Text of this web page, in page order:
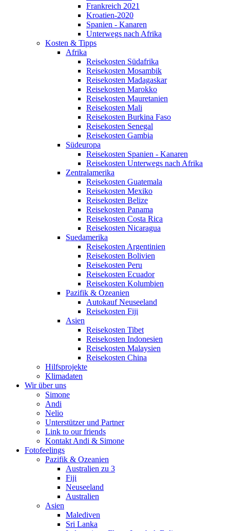
Frankreich 2021
Kroatien-2020
Spanien - Kanaren
Unterwegs nach Afrika
Kosten & Tipps
Afrika
Reisekosten Südafrika
Reisekosten Mosambik
Reisekosten Madagaskar
Reisekosten Marokko
Reisekosten Mauretanien
Reisekosten Mali
Reisekosten Burkina Faso
Reisekosten Senegal
Reisekosten Gambia
Südeuropa
Reisekosten Spanien - Kanaren
Reisekosten Unterwegs nach Afrika
Zentralamerika
Reisekosten Guatemala
Reisekosten Mexiko
Reisekosten Belize
Reisekosten Panama
Reisekosten Costa Rica
Reisekosten Nicaragua
Suedamerika
Reisekosten Argentinien
Reisekosten Bolivien
Reisekosten Peru
Reisekosten Ecuador
Reisekosten Kolumbien
Pazifik & Ozeanien
Autokauf Neuseeland
Reisekosten Fiji
Asien
Reisekosten Tibet
Reisekosten Indonesien
Reisekosten Malaysien
Reisekosten China
Hilfsprojekte
Klimadaten
Wir über uns
Simone
Andi
Nelio
Unterstützer und Partner
Link to our friends
Kontakt Andi & Simone
Fotofeelings
Pazifik & Ozeanien
Australien zu 3
Fiji
Neuseeland
Australien
Asien
Malediven
Sri Lanka